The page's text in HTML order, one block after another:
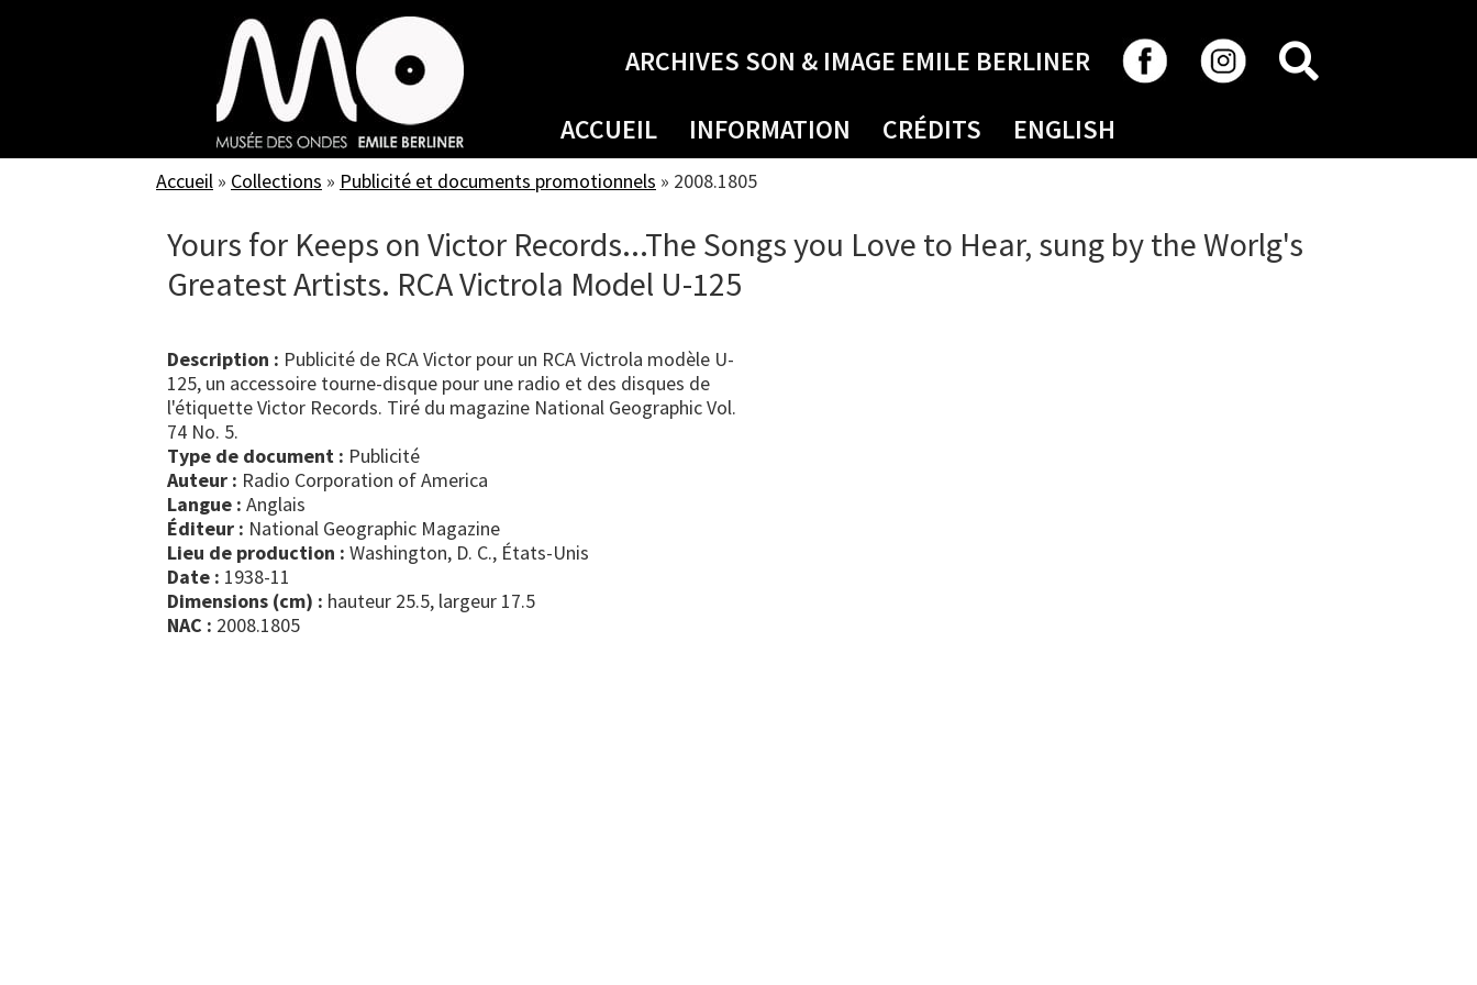
ARCHIVES SON & IMAGE EMILE BERLINER
ACCUEIL INFORMATION CRÉDITS ENGLISH
Accueil » Collections » Publicité et documents promotionnels » 2008.1805
Yours for Keeps on Victor Records...The Songs you Love to Hear, sung by the Worlg's
Greatest Artists. RCA Victrola Model U-125
Description : Publicité de RCA Victor pour un RCA Victrola modèle U-
125, un accessoire tourne-disque pour une radio et des disques de
l'étiquette Victor Records. Tiré du magazine National Geographic Vol.
74 No. 5.
Type de document :
publicité
Auteur : Radio Corporation of America
Langue : Anglais
Éditeur : National Geographic Magazine
Lieu de production : Washington, D. C., États-Unis
Date : 1938-11
Dimensions (cm) : hauteur 25.5, largeur 17.5
NAC : 2008.1805